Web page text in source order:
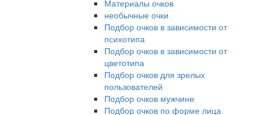
Материалы очков
необычные очки
Подбор очков в зависимости от
психотипа
Подбор очков в зависимости от
цветотипа
Подбор очков для зрелых
пользователей
Подбор очков мужчине
Подбор очков по форме лица